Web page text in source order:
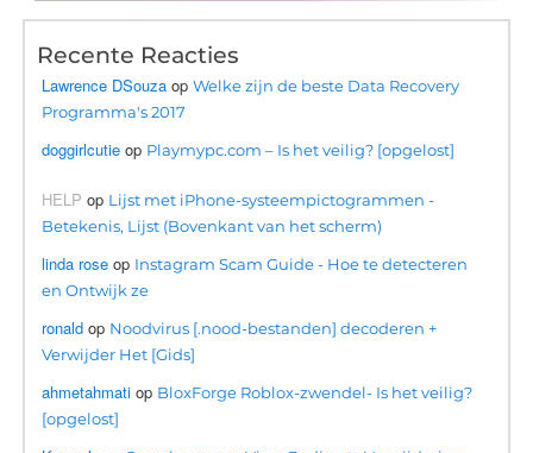
Recente Reacties
Lawrence DSouza opWelke zijn de beste Data Recovery
Programma's 2017
doggirlcutie op Playmypc.com – Is het veilig? [opgelost]
HELP op Lijst met iPhone-systeempictogrammen -
Betekenis, Lijst (Bovenkant van het scherm)
linda rose op Instagram Scam Guide - Hoe te detecteren
en Ontwijk ze
ronald op Noodvirus [.nood-bestanden] decoderen +
Verwijder Het [Gids]
ahmetahmati op BloxForge Roblox-zwendel- Is het veilig?
[opgelost]